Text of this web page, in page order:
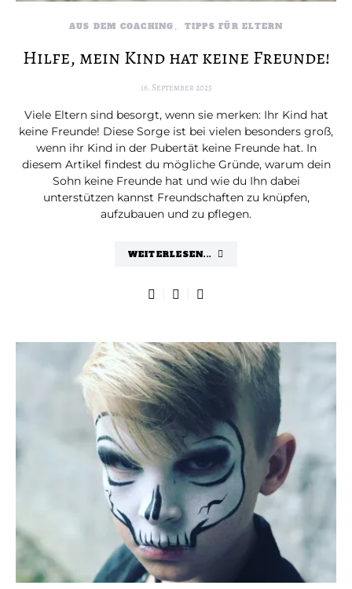
AUS DEM COACHING TIPPS FÜR ELTERN
Hilfe, mein Kind hat keine Freunde!
16. September 2025
Viele Eltern sind besorgt, wenn sie merken: Ihr Kind hat
keine Freunde! Diese Sorge ist bei vielen besonders groß,
wenn ihr Kind in der Pubertät keine Freunde hat. In
diesem Artikel findest du mögliche Gründe, warum dein
Sohn keine Freunde hat und wie du Ihn dabei
unterstützen kannst Freundschaften zu knüpfen,
aufzubauen und zu pflegen.
WEITERLESEN...